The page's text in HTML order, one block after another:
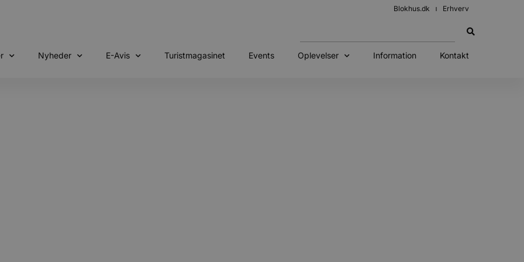
Blokhus.dk Erhverv
Nyheder E-Avis Turistmagasinet Events Oplevelser Information Kontakt